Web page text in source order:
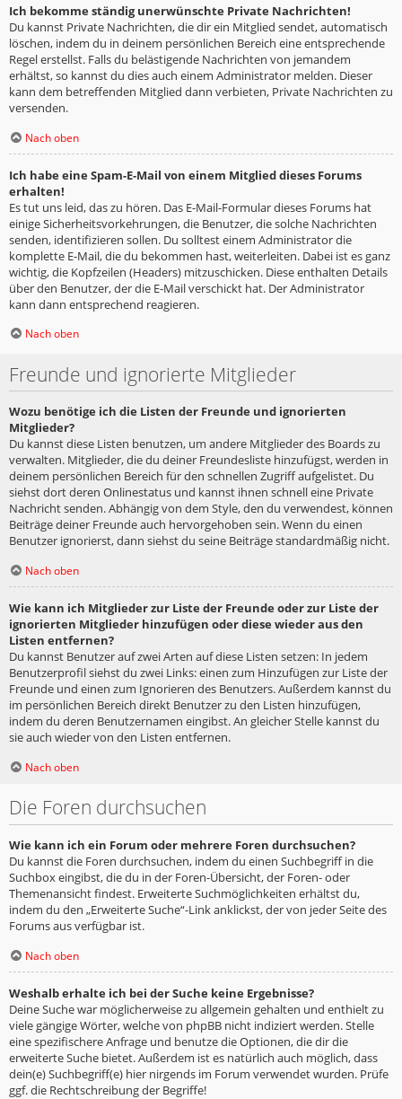
Ich bekomme ständig unerwünschte Private Nachrichten!
Du kannst Private Nachrichten, die dir ein Mitglied sendet, automatisch
löschen, indem du in deinem persönlichen Bereich eine entsprechende
Regel erstellst. Falls du belästigende Nachrichten von jemandem
erhältst, so kannst du dies auch einem Administrator melden. Dieser
kann dem betreffenden Mitglied dann verbieten, Private Nachrichten zu
versenden.
Nach oben
Ich habe eine Spam-E-Mail von einem Mitglied dieses Forums
erhalten!
Es tut uns leid, das zu hören. Das E-Mail-Formular dieses Forums hat
einige Sicherheitsvorkehrungen, die Benutzer, die solche Nachrichten
senden, identifizieren sollen. Du solltest einem Administrator die
komplette E-Mail, die du bekommen hast, weiterleiten. Dabei ist es ganz
wichtig, die Kopfzeilen (Headers) mitzuschicken. Diese enthalten Details
über den Benutzer, der die E-Mail verschickt hat. Der Administrator
kann dann entsprechend reagieren.
Nach oben
Freunde und ignorierte Mitglieder
Wozu benötige ich die Listen der Freunde und ignorierten
Mitglieder?
Du kannst diese Listen benutzen, um andere Mitglieder des Boards zu
verwalten. Mitglieder, die du deiner Freundesliste hinzufügst, werden in
deinem persönlichen Bereich für den schnellen Zugriff aufgelistet. Du
siehst dort deren Onlinestatus und kannst ihnen schnell eine Private
Nachricht senden. Abhängig von dem Style, den du verwendest, können
Beiträge deiner Freunde auch hervorgehoben sein. Wenn du einen
Benutzer ignorierst, dann siehst du seine Beiträge standardmäßig nicht.
Nach oben
Wie kann ich Mitglieder zur Liste der Freunde oder zur Liste der
ignorierten Mitglieder hinzufügen oder diese wieder aus den
Listen entfernen?
Du kannst Benutzer auf zwei Arten auf diese Listen setzen: In jedem
Benutzerprofil siehst du zwei Links: einen zum Hinzufügen zur Liste der
Freunde und einen zum Ignorieren des Benutzers. Außerdem kannst du
im persönlichen Bereich direkt Benutzer zu den Listen hinzufügen,
indem du deren Benutzernamen eingibst. An gleicher Stelle kannst du
sie auch wieder von den Listen entfernen.
Nach oben
Die Foren durchsuchen
Wie kann ich ein Forum oder mehrere Foren durchsuchen?
Du kannst die Foren durchsuchen, indem du einen Suchbegriff in die
Suchbox eingibst, die du in der Foren-Übersicht, der Foren- oder
Themenansicht findest. Erweiterte Suchmöglichkeiten erhältst du,
indem du den „Erweiterte Suche“-Link anklickst, der von jeder Seite des
Forums aus verfügbar ist.
Nach oben
Weshalb erhalte ich bei der Suche keine Ergebnisse?
Deine Suche war möglicherweise zu allgemein gehalten und enthielt zu
viele gängige Wörter, welche von phpBB nicht indiziert werden. Stelle
eine spezifischere Anfrage und benutze die Optionen, die dir die
erweiterte Suche bietet. Außerdem ist es natürlich auch möglich, dass
dein(e) Suchbegriff(e) hier nirgends im Forum verwendet wurden. Prüfe
ggf. die Rechtschreibung der Begriffe!